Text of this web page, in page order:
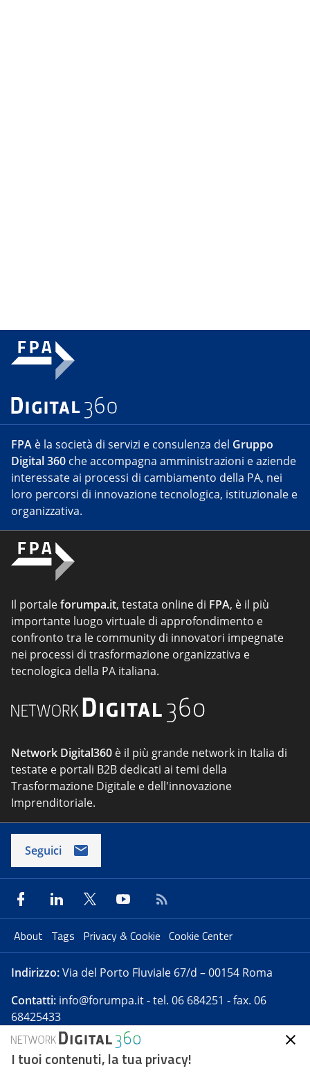
FPA è la società di servizi e consulenza del Gruppo
Digital 360 che accompagna amministrazioni e aziende
interessate ai processi di cambiamento della PA, nei
loro percorsi di innovazione tecnologica, istituzionale e
organizzativa.
Il portaleforumpa.it, testata online di FPA, è il più
importante luogo virtuale di approfondimento e
confronto tra le community di innovatori impegnate
nei processi di trasformazione organizzativa e
tecnologica della PA italiana.
Network Digital360 è il più grande network in Italia di
testate e portali B2B dedicati ai temi della
Trasformazione Digitale e dell'innovazione
Imprenditoriale.
Seguici
About Tags Privacy & Cookie Cookie Center
Indirizzo:Via del Porto Fluviale 67/d – 00154 Roma
Contatti: info@forumpa.it- tel. 06 684251 - fax. 06
68425433
Forumpa.itè una pubblicazione telematica iscritta
I tuoi contenuti, la tua privacy!